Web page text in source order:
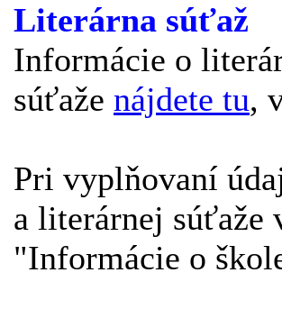
Literárna súťaž
Informácie o
súťaže nájdete tu,
Pri vyplňovaní
a literárnej súťaže
"Informácie o